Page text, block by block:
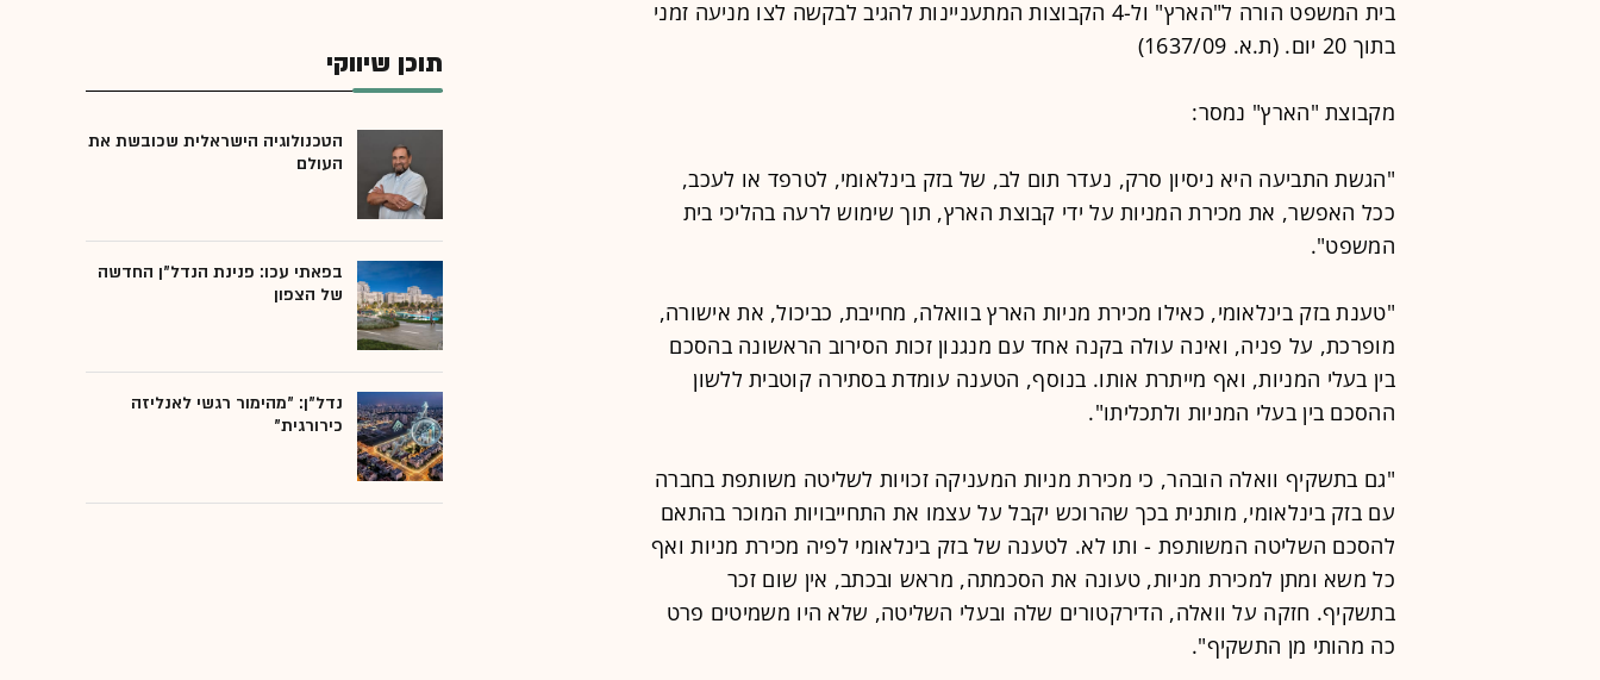
בית המשפט הורה ל"הארץ" ול-4 הקבוצות המתעניינות להגיב לבקשה לצו מניעה זמני
בתוך 20 יום. (ת.א. 1637/09)
מקבוצת "הארץ" נמסר:
"הגשת התביעה היא ניסיון סרק, נעדר תום לב, של בזק בינלאומי, לטרפד או לעכב,
ככל האפשר, את מכירת המניות על ידי קבוצת הארץ, תוך שימוש לרעה בהליכי בית
המשפט".
"טענת בזק בינלאומי, כאילו מכירת מניות הארץ בוואלה, מחייבת, כביכול, את אישורה,
מופרכת, על פניה, ואינה עולה בקנה אחד עם מנגנון זכות הסירוב הראשונה בהסכם
בין בעלי המניות, ואף מייתרת אותו. בנוסף, הטענה עומדת בסתירה קוטבית ללשון
ההסכם בין בעלי המניות ולתכליתו".
"גם בתשקיף וואלה הובהר, כי מכירת מניות המעניקה זכויות לשליטה משותפת בחברה
עם בזק בינלאומי, מותנית בכך שהרוכש יקבל על עצמו את התחייבויות המוכר בהתאם
להסכם השליטה המשותפת - ותו לא. לטענה של בזק בינלאומי לפיה מכירת מניות ואף
כל משא ומתן למכירת מניות, טעונה את הסכמתה, מראש ובכתב, אין שום זכר
בתשקיף. חזקה על וואלה, הדירקטורים שלה ובעלי השליטה, שלא היו משמיטים פרט
כה מהותי מן התשקיף".
תוכן שיווקי
הטכנולוגיה הישראלית שכובשת את
העולם
בפאתי עכו: פנינת הנדל"ן החדשה
של הצפון
נדל"ן: "מהימור רגשי לאנליזה
כירורגית"